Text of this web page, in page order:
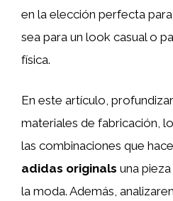
en la elección perfecta
sea para un look casual o
física.
En este artículo,
materiales de fabricación,
las combinaciones que
adidas originals una
la moda. Además,